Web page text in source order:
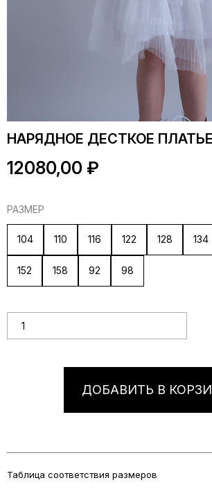
НАРЯДНОЕ ДЕСТКОЕ
12080,00 ₽
РАЗМЕР
104 110 116 122 128 134
152 158 92 98
ДОБАВИТЬ В
Таблица соответствия размеров